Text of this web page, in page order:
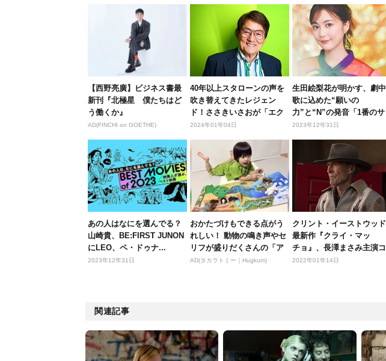
【西野亮廣】ビジネス書最
新刊『北極星 僕たちはど
う働くか』
AD(FINCHI on GOETHE)
40年以上スタローンの声を
吹き替えてきたレジェン
ド！ささきいさおが「エク
スペンダ...
2024年01年04日
生田絵梨花が明かす、劇中
歌に込めた“願いの
力”と“N”の発音「1番のサ
ビはまだ自...
2023年12年31日
あの人はなにを選んでる？
山崎貴、BE:FIRST JUNON
にLEO、ペ・ドゥナ...
2023年12年31日
おかたづけもできる点がう
れしい！ 動物の鳴き声やセ
リフが盛りだくさんの「ア
ニア ...
AD(タカラトミー｜Hugkum)
クリント・イーストウッド
最新作『クライ・マッ
チョ』、長澤まさみ主演コ
メディ『コン...
2022年01年14日
関連記事